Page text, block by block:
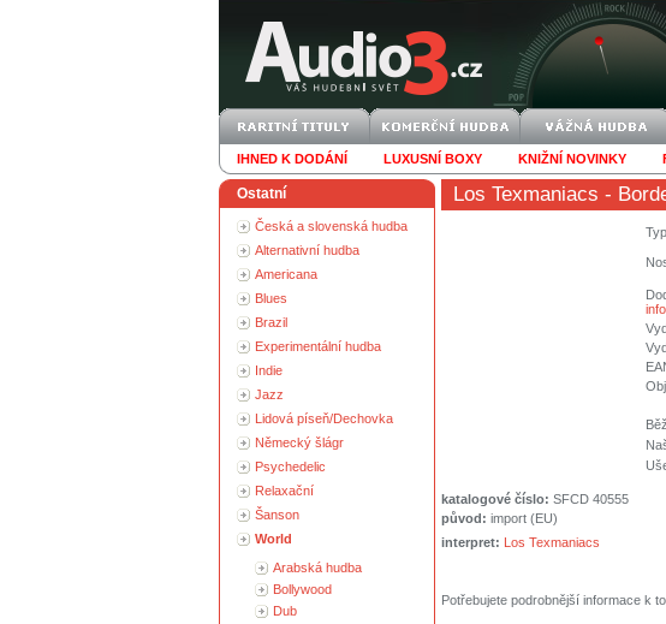
IHNED K DODÁNÍ LUXUSNÍ BOXY KNIŽNÍ NOVINKY
Ostatní
Česká a slovenská hudba
Alternativní hudba
Americana
Blues
Brazil
Experimentální hudba
Indie
Jazz
Lidová píseň/Dechovka
Německý šlágr
Psychedelic
Relaxační
Šanson
World
Arabská hudba
Bollywood
Dub
Los Texmaniacs -
katalogové číslo: SFCD 40555
původ: import (EU)
interpret: Los Texmaniacs
Potřebujete podrobnější informace k